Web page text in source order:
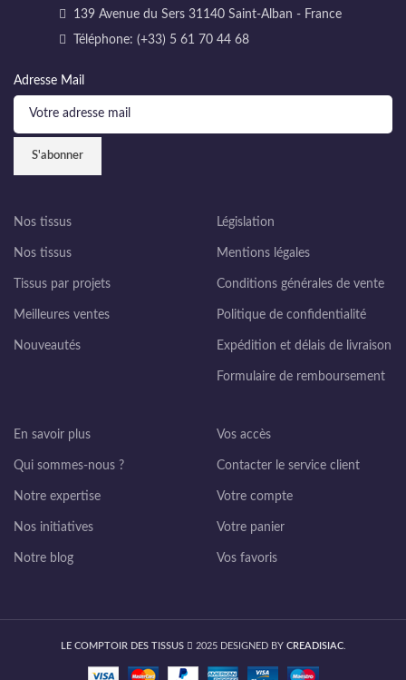
139 Avenue du Sers 31140 Saint-Alban - France
Téléphone: (+33) 5 61 70 44 68
Adresse Mail
Nos tissus
Nos tissus
Tissus par projets
Meilleures ventes
Nouveautés
Législation
Mentions légales
Conditions générales de vente
Politique de confidentialité
Expédition et délais de livraison
Formulaire de remboursement
En savoir plus
Qui sommes-nous ?
Notre expertise
Nos initiatives
Notre blog
Vos accès
Contacter le service client
Votre compte
Votre panier
Vos favoris
LE COMPTOIR DES TISSUS 2025 DESIGNED BY CREADISIAC.